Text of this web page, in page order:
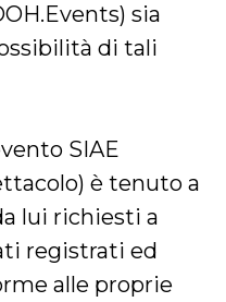
sia
di tali
SIAE
è tenuto a
lui richiesti a
registrati ed
alle proprie